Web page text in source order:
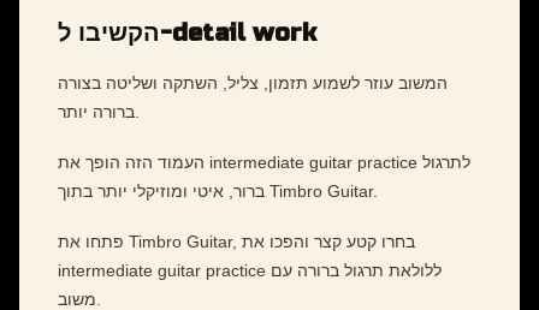
הקשיבו ל-detail work
המשוב עוזר לשמוע תזמון, צליל, השתקה ושליטה בצורה
ברורה יותר.
העמוד הזה הופך את intermediate guitar practice לתרגול
ברור, איטי ומוזיקלי יותר בתוך Timbro Guitar.
פתחו את Timbro Guitar, בחרו קטע קצר והפכו את
intermediate guitar practice ללולאת תרגול ברורה עם